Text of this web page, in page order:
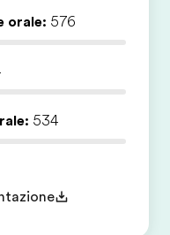
orale: 576
534